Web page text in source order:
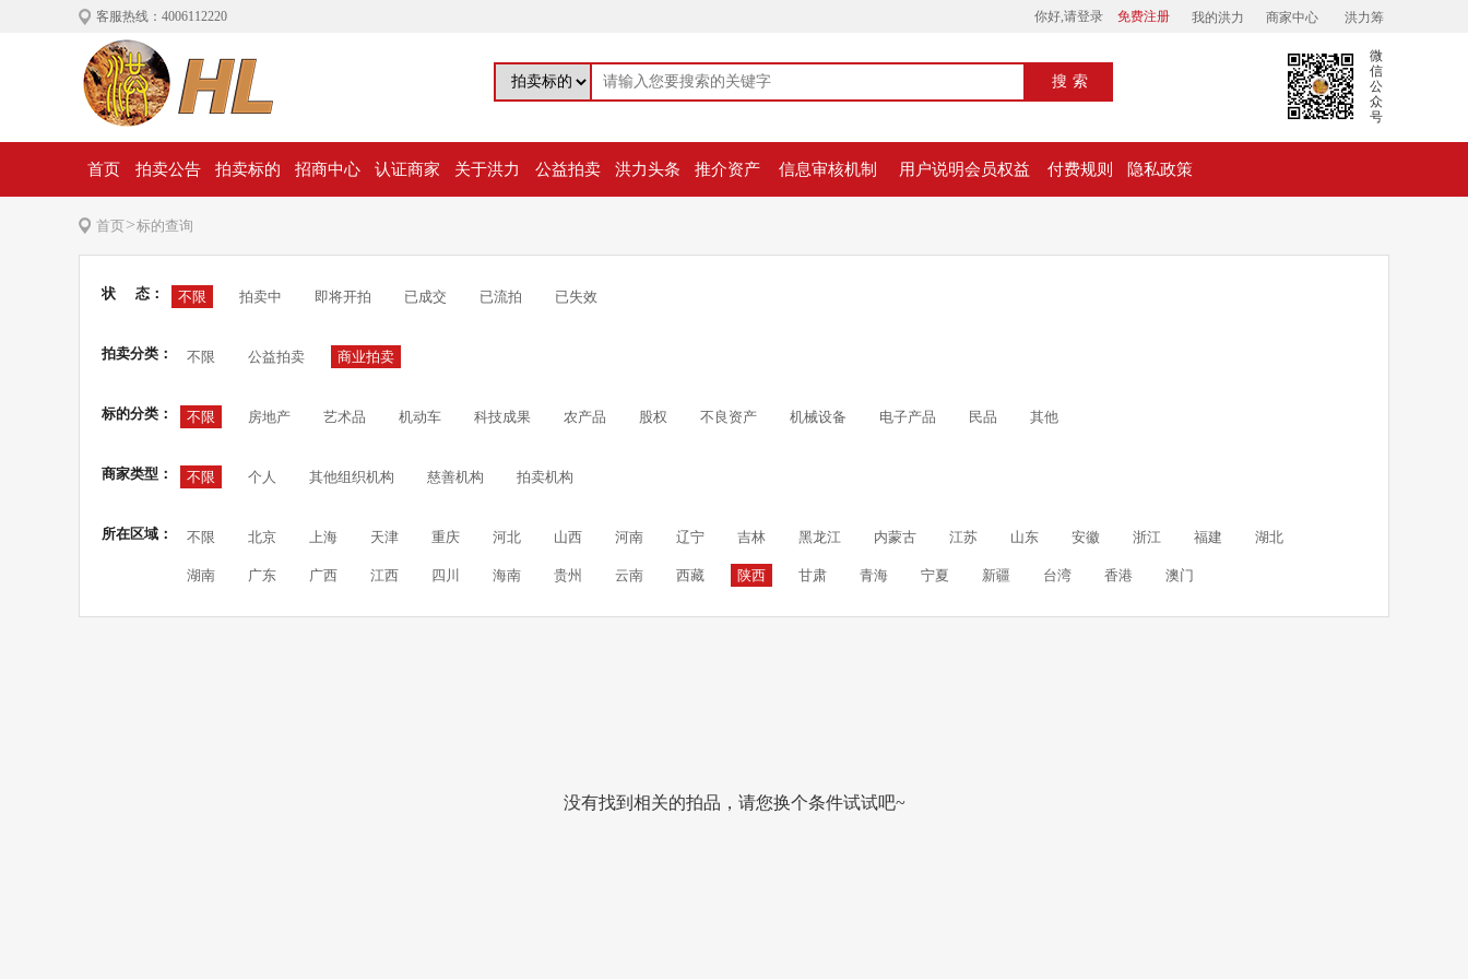
客服热线：4006112220 你好,请登录 免费注册 我的洪力 商家中心 洪力筹
搜索
微
信
公
众
号
首页 拍卖公告 拍卖标的 招商中心 认证商家 关于洪力 公益拍卖 洪力头条 推介资产 信息审核机制 用户说明会员权益 付费规则 隐私政策
首页>标的查询
状 态： 不限 拍卖中 即将开拍 已成交 已流拍 已失效
拍卖分类： 不限 公益拍卖 商业拍卖
标的分类： 不限 房地产 艺术品 机动车 科技成果 农产品 股权 不良资产 机械设备 电子产品 民品 其他
商家类型： 不限 个人 其他组织机构 慈善机构 拍卖机构
所在区域： 不限 北京 上海 天津 重庆 河北 山西 河南 辽宁 吉林 黑龙江 内蒙古 江苏 山东 安徽 浙江 福建 湖北
湖南 广东 广西 江西 四川 海南 贵州 云南 西藏 陕西 甘肃 青海 宁夏 新疆 台湾 香港 澳门
没有找到相关的拍品，请您换个条件试试吧~